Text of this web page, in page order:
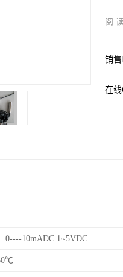
阅
销售
在线
0----10mADC 1~5VDC